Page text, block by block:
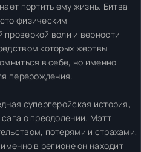
портить ему жизнь. Битва
физическим
воли и верности
которых жертвы
в себе, но именно
перерождения.
супергеройская история,
о преодолении. Мэтт
потерями и страхами,
в регионе он находит